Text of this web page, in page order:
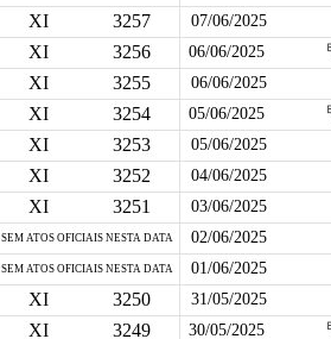
XI 3257 07/06/2025
XI 3256 06/06/2025
XI 3255 06/06/2025
XI 3254 05/06/2025
XI 3253 05/06/2025
XI 3252 04/06/2025
XI 3251 03/06/2025
SEM ATOS OFICIAIS NESTA DATA 02/06/2025
SEM ATOS OFICIAIS NESTA DATA 01/06/2025
XI 3250 31/05/2025
XI 3249 30/05/2025